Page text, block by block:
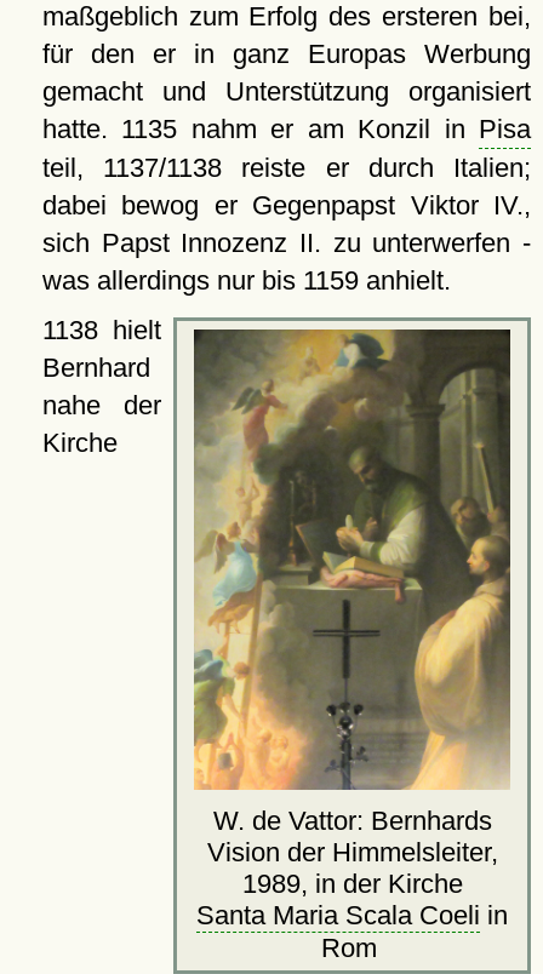
maßgeblich zum Erfolg des ersteren bei,
für den er in ganz Europas Werbung
gemacht und Unterstützung organisiert
hatte. 1135 nahm er am Konzil in Pisa
teil, 1137/1138 reiste er durch Italien;
dabei bewog er Gegenpapst Viktor IV.,
sich Papst Innozenz II. zu unterwerfen -
was allerdings nur bis 1159 anhielt.
W. de Vattor: Bernhards
Vision der Himmelsleiter,
1989, in der Kirche
Santa Maria Scala Coeli in
Rom
1138 hielt
Bernhard
nahe der
Kirche